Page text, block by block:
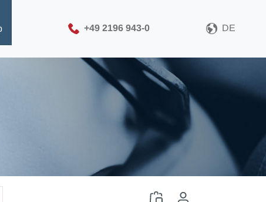
+49 2196 943-0 DE
Bitte wählen Sie Ihr CAD-
Dateiformat
CAD-Datei herunterladen
Registrieren